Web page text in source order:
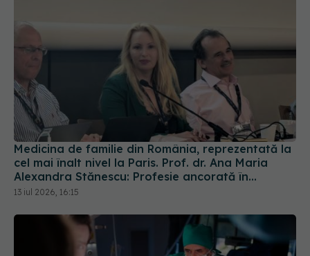
Medicina de familie din România, reprezentată la
cel mai înalt nivel la Paris. Prof. dr. Ana Maria
Alexandra Stănescu: Profesie ancorată în
comunitate
13 iul 2026, 16:15